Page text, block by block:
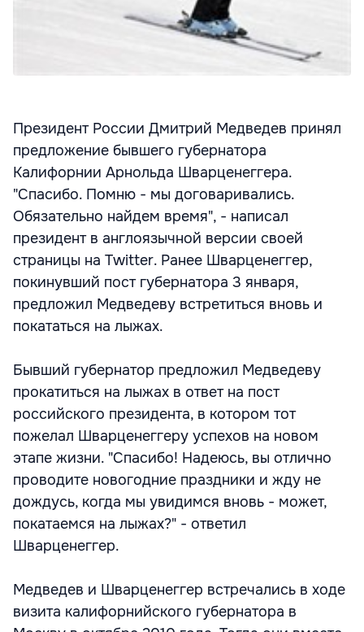
Президент России Дмитрий Медведев принял
предложение бывшего губернатора
Калифорнии Арнольда Шварценеггера.
"Спасибо. Помню - мы договаривались.
Обязательно найдем время", - написал
президент в англоязычной версии своей
страницы на Twitter. Ранее Шварценеггер,
покинувший пост губернатора 3 января,
предложил Медведеву встретиться вновь и
покататься на лыжах.
Бывший губернатор предложил Медведеву
прокатиться на лыжах в ответ на пост
российского президента, в котором тот
пожелал Шварценеггеру успехов на новом
этапе жизни. "Спасибо! Надеюсь, вы отлично
проводите новогодние праздники и жду не
дождусь, когда мы увидимся вновь - может,
покатаемся на лыжах?" - ответил
Шварценеггер.
Медведев и Шварценеггер встречались в ходе
визита калифорнийского губернатора в